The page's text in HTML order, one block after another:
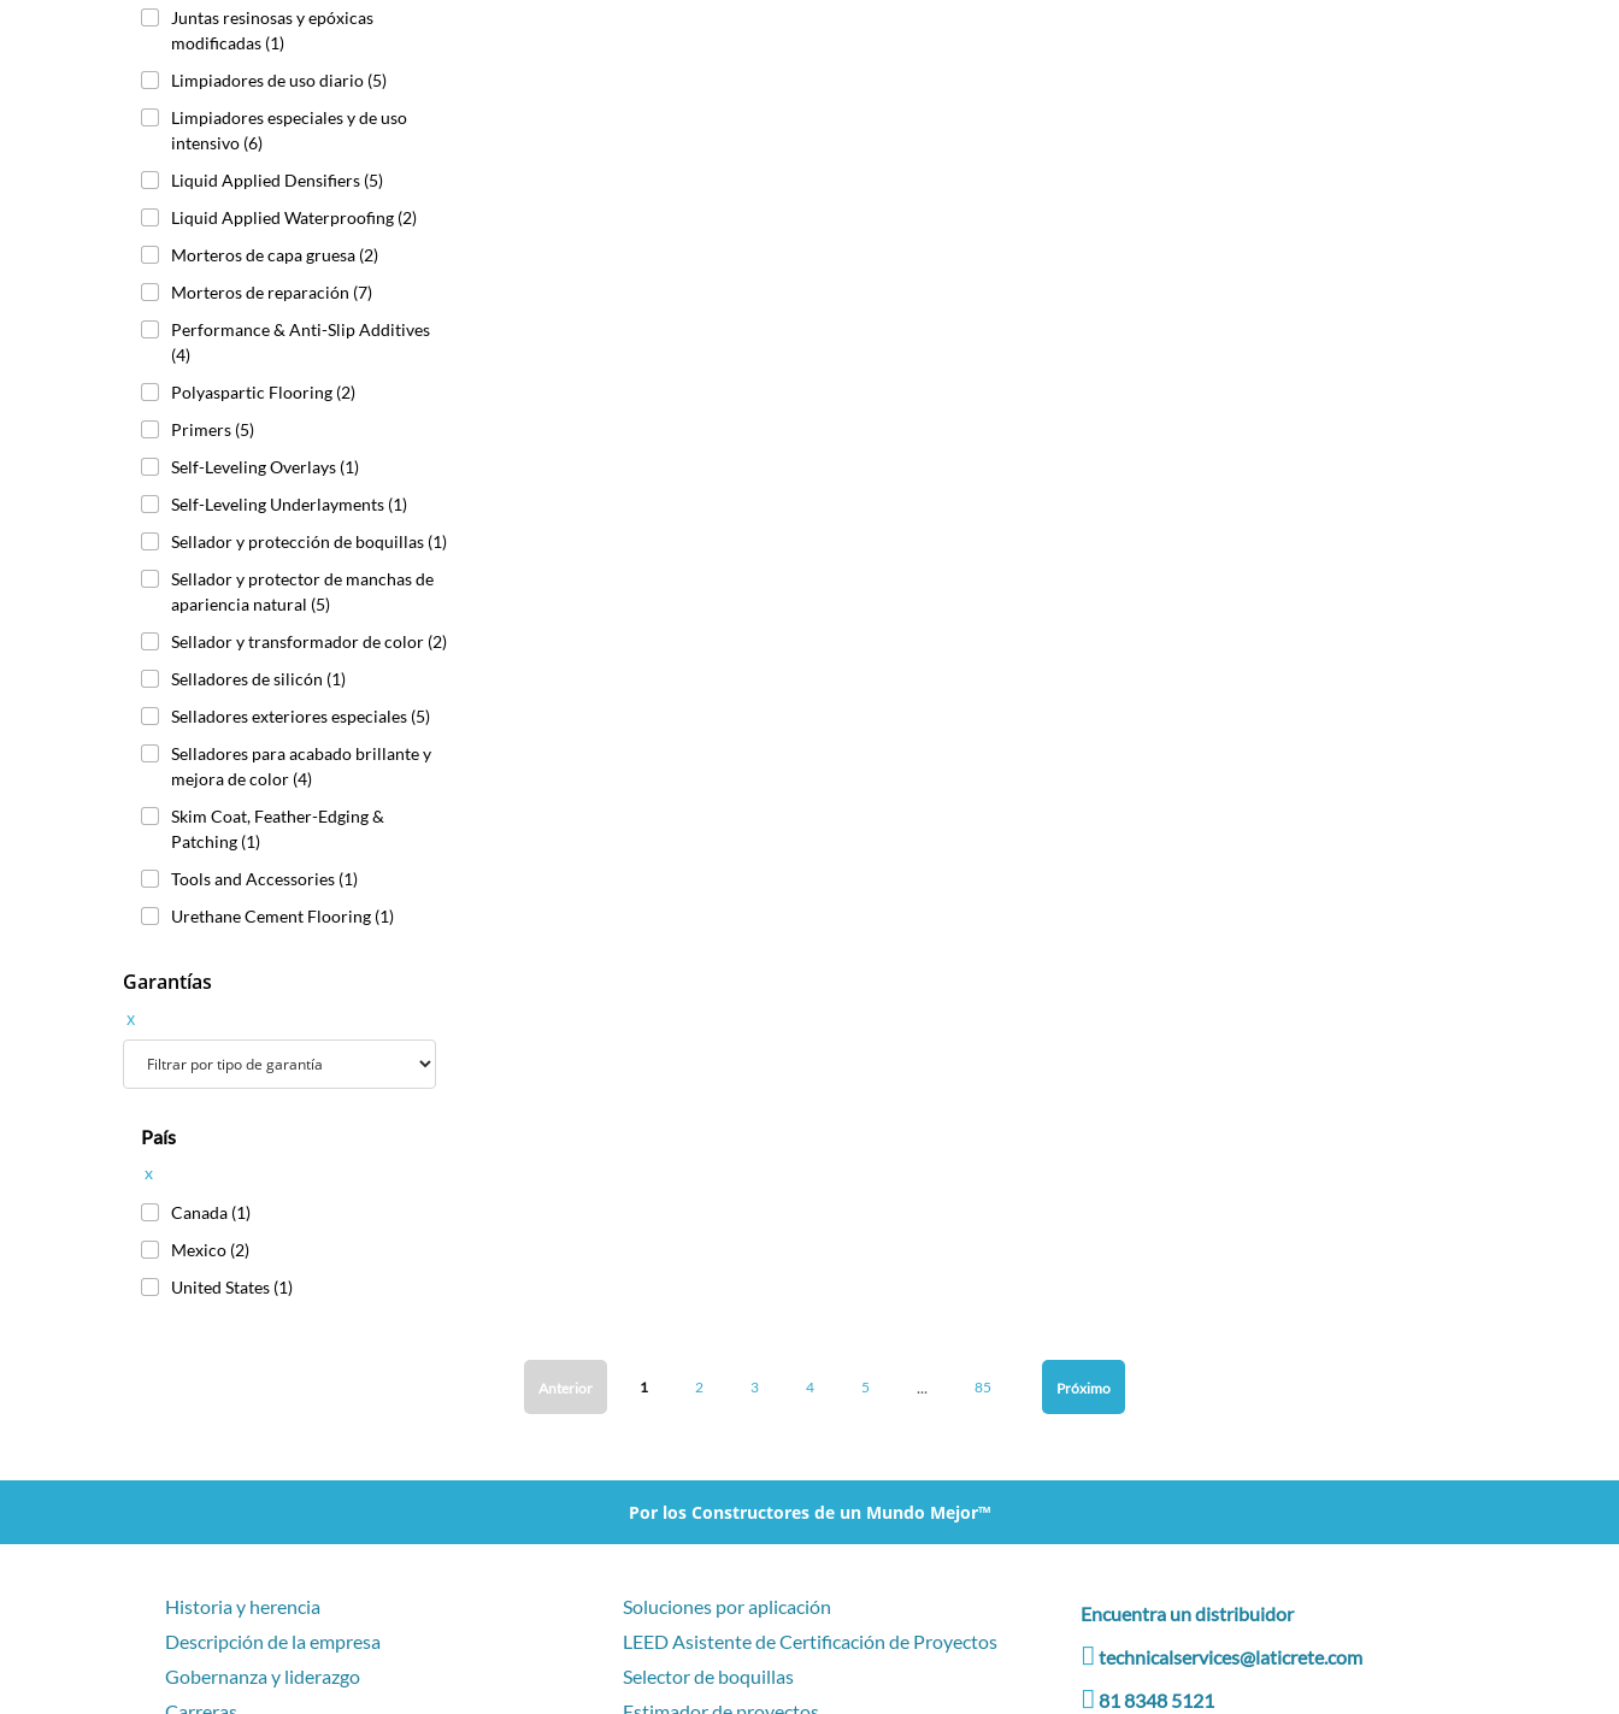
Juntas resinosas y epóxicas
modificadas (1)
Limpiadores de uso diario (5)
Limpiadores especiales y de uso
intensivo (6)
Liquid Applied Densifiers (5)
Liquid Applied Waterproofing (2)
Morteros de capa gruesa (2)
Morteros de reparación (7)
Performance & Anti-Slip Additives
(4)
Polyaspartic Flooring (2)
Primers (5)
Self-Leveling Overlays (1)
Self-Leveling Underlayments (1)
Sellador y protección de boquillas (1)
Sellador y protector de manchas de
apariencia natural (5)
Sellador y transformador de color (2)
Selladores de silicón (1)
Selladores exteriores especiales (5)
Selladores para acabado brillante y
mejora de color (4)
Skim Coat, Feather-Edging &
Patching (1)
Tools and Accessories (1)
Urethane Cement Flooring (1)
Garantías
x
País
x
Canada (1)
Mexico (2)
United States (1)
Anterior 1 2 3 4 5 ... 85 Próximo
Por los Constructores de un Mundo Mejor™
Historia y herencia
Descripción de la empresa
Gobernanza y liderazgo
Soluciones por aplicación
LEED Asistente de Certificación de Proyectos
Selector de boquillas
Encuentra un distribuidor
technicalservices@laticrete.com
81 8348 5121